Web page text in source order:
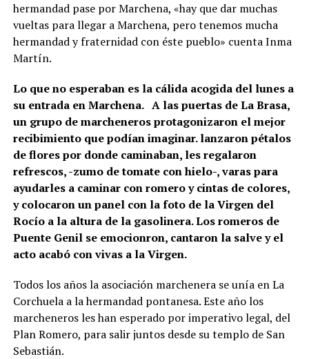
hermandad pase por Marchena, «hay que dar muchas
vueltas para llegar a Marchena, pero tenemos mucha
hermandad y fraternidad con éste pueblo» cuenta Inma
Martín.
Lo que no esperaban es la cálida acogida del lunes a
su entrada en Marchena. A las puertas de La Brasa,
un grupo de marcheneros protagonizaron el mejor
recibimiento que podían imaginar. lanzaron pétalos
de flores por donde caminaban, les regalaron
refrescos, -zumo de tomate con hielo-, varas para
ayudarles a caminar con romero y cintas de colores,
y colocaron un panel con la foto de la Virgen del
Rocío a la altura de la gasolinera. Los romeros de
Puente Genil se emocionron, cantaron la salve y el
acto acabó con vivas a la Virgen.
Todos los años la asociación marchenera se unía en La
Corchuela a la hermandad pontanesa. Este año los
marcheneros les han esperado por imperativo legal, del
Plan Romero, para salir juntos desde su templo de San
Sebastián.